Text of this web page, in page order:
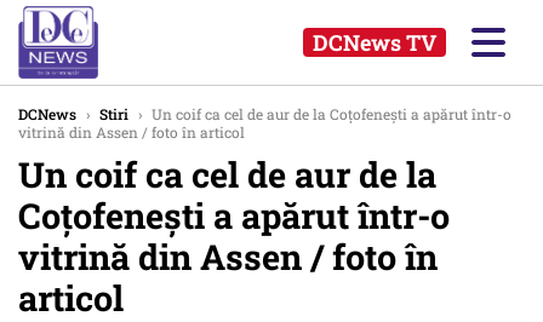
DCNews TV
DCNews › Stiri › Un coif ca cel de aur de la Coțofenești a apărut într-o
vitrină din Assen / foto în articol
Un coif ca cel de aur de la
Coțofenești a apărut într-o
vitrină din Assen / foto în
articol